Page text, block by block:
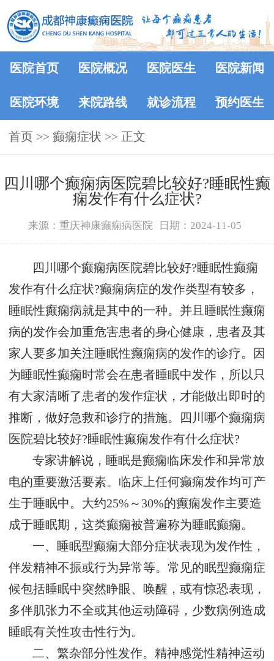
医院首页 医院概况 医院医生 医院新闻
医院环境 来院路线 就诊流程 预约医生
首页 >> 癫痫症状 >> 正文
四川哪个癫痫病医院碧比较好?睡眠性癫
痫发作有什么症状?
来源：重庆神康癫痫病医院 日期：2024-11-05
四川哪个癫痫病医院碧比较好?睡眠性癫痫
发作有什么症状?癫痫病症的发作类型有较多，
睡眠性癫痫病就是其中的一种。并且睡眠性癫痫
病的发作会加重危害患者的身心健康，患者及其
家人要多加关注睡眠性癫痫病的发作的诊疗。因
为睡眠性癫痫时常会在患者睡眠中发作，所以只
有大家清晰了患者的发作症状，才能做出即时的
推断，做好急救和诊疗的措施。四川哪个癫痫病
医院碧比较好?睡眠性癫痫发作有什么症状?
专家讲解说，睡眠是癫痫临床发作和异常放
电的重要激活要素。临床上任何癫痫发作均可产
生于睡眠中。大约25%～30%的癫痫发作主要造
成于睡眠期，这类癫痫被普遍称为睡眠癫痫。
一、睡眠型癫痫大部分症状表现为发作性，
伴发精神不振或行为异常等。常见的眠型癫痫症
候包括睡眠中突然睁眼、唤醒，或有惊恐表现，
多伴肌张力不全或其他运动障碍，少数病例造成
睡眠有关性攻击性行为。
二、繁杂部分性发作。精神感觉性精神运动